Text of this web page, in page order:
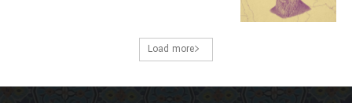
Load more